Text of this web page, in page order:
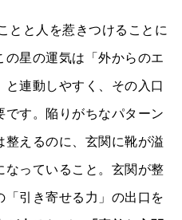
とと人を惹きつけることに
星の運気は「外からのエ
連動しやすく、その入口
です。陥りがちなパターン
えるのに、玄関に靴が溢
っていること。玄関が整
「引き寄せる力」の出口を